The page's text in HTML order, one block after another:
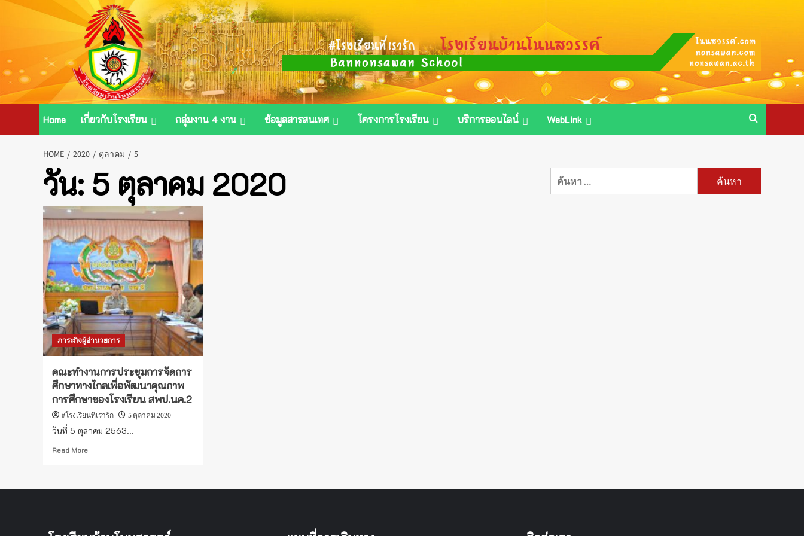
Skip
Home เกี่ยวกับโรงเรียน กลุ่มงาน 4 งาน ข้อมูลสารสนเทศ โครงการโรงเรียน บริการออนไลน์ WebLink
HOME 2020 ตุลาคม 5
วัน: 5 ตุลาคม 2020
ภาระกิจผู้อำนวยการ
คณะทำงานการประชุมการจัดการ
ศึกษาทางไกลเพื่อพัฒนาคุณภาพ
การศึกษาของโรงเรียน สพป.นค.2
#โรงเรียนที่เรารัก 5 ตุลาคม 2020
วันที่ 5 ตุลาคม 2563...
Read MoreRead
ค้นหา